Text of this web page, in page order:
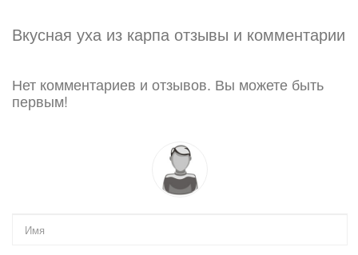
Вкусная уха из карпа отзывы и комментарии
Нет комментариев и отзывов. Вы можете быть
первым!